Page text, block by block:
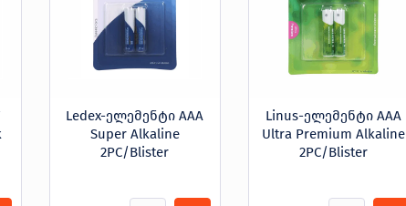
Ledex-ელემენტი AAA
Super Alkaline
2PC/Blister
Linus-ელემენტი AAA
Ultra Premium Alkaline
2PC/Blister